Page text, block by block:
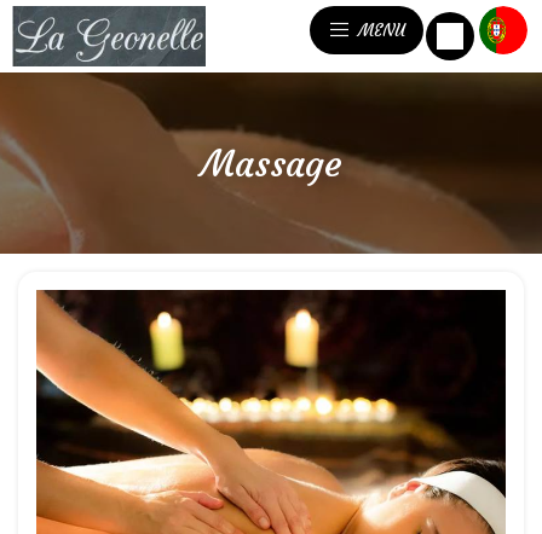
MENU
Massage